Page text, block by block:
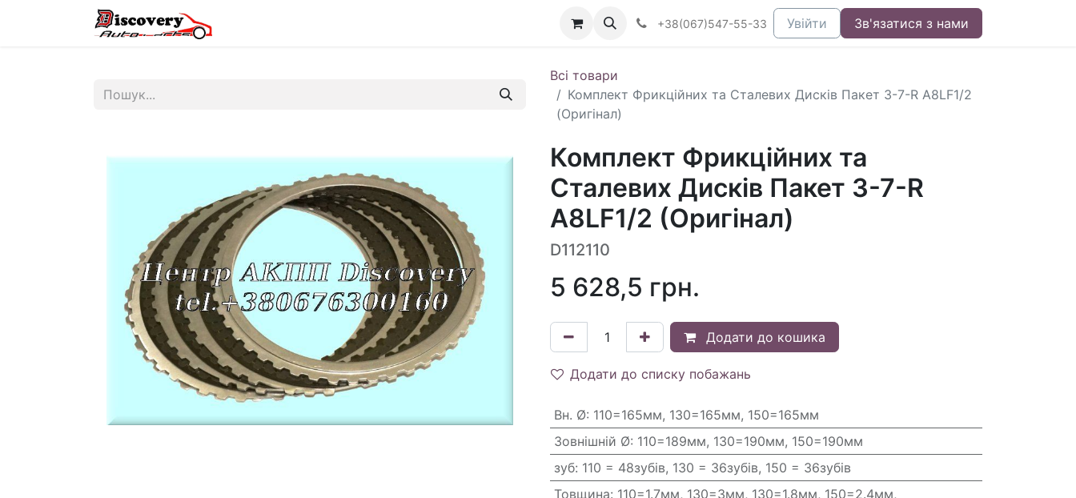
+38(067)547-55-33 Увійти Зв'язатися з нами
Всі товари
Комплект Фрикційних та Сталевих Дисків Пакет 3-7-R A8LF1/2
(Оригінал)
Комплект Фрикційних та
Сталевих Дисків Пакет 3-7-R
A8LF1/2 (Оригінал)
D112110
5 628,5 грн.
Додати до кошика
Додати до списку побажань
Вн. Ø: 110=165мм, 130=165мм, 150=165мм
Зовнішній Ø: 110=189мм, 130=190мм, 150=190мм
зуб: 110 = 48зубів, 130 = 36зубів, 150 = 36зубів
Товщина: 110=1.7мм, 130=3мм, 130=1.8мм, 150=2.4мм,